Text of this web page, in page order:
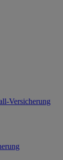
Versicherung